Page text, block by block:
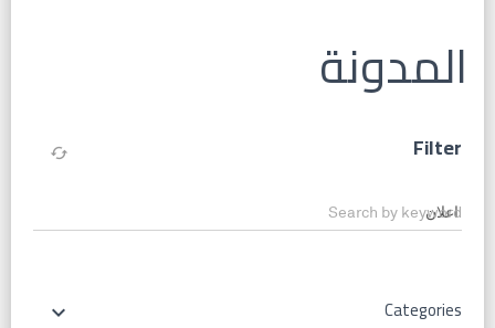
المدونة
Filter
cached
Search by keyword
Categories
keyboard_arrow_down